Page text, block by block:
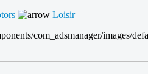
Loisir